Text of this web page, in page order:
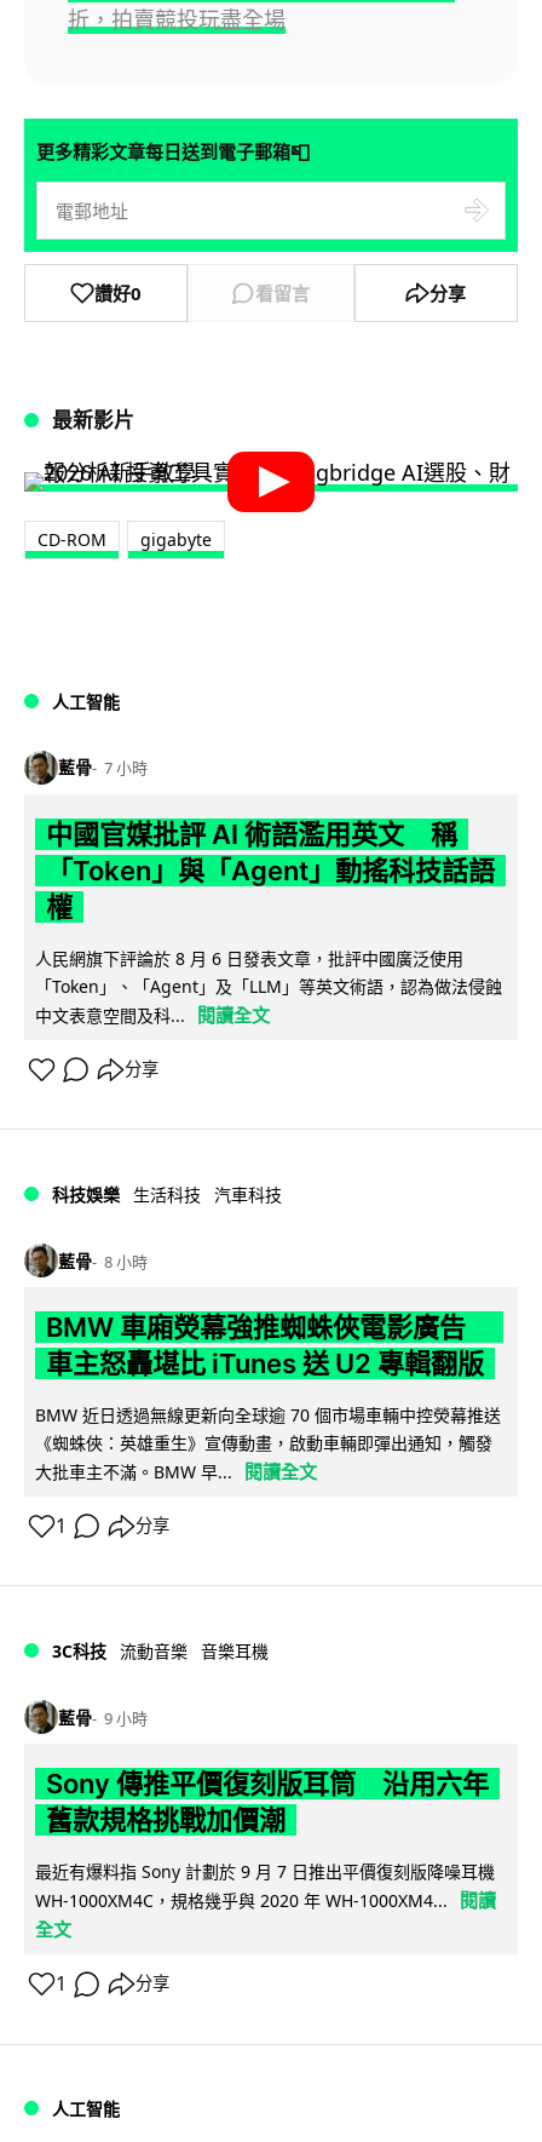
折，拍賣競投玩盡全場
更多精彩文章每日送到電子郵箱📮
讚好0 看留言 分享
最新影片
CD-ROM gigabyte
人工智能
藍骨 7 小時
中國官媒批評 AI 術語濫用英文 稱
「Token」與「Agent」動搖科技話語
權
人民網旗下評論於 8 月 6 日發表文章，批評中國廣泛使用
「Token」、「Agent」及「LLM」等英文術語，認為做法侵蝕
中文表意空間及科...
閱讀全文
分享
科技娛樂 生活科技 汽車科技
藍骨 8 小時
BMW 車廂熒幕強推蜘蛛俠電影廣告
車主怒轟堪比 iTunes 送 U2 專輯翻版
BMW 近日透過無線更新向全球逾 70 個市場車輛中控熒幕推送
《蜘蛛俠：英雄重生》宣傳動畫，啟動車輛即彈出通知，觸發
大批車主不滿。BMW 早...
閱讀全文
1 分享
3C科技 流動音樂 音樂耳機
藍骨 9 小時
Sony 傳推平價復刻版耳筒 沿用六年
舊款規格挑戰加價潮
最近有爆料指 Sony 計劃於 9 月 7 日推出平價復刻版降噪耳機
WH-1000XM4C，規格幾乎與 2020 年 WH-1000XM4...
閱讀
全文
1 分享
人工智能